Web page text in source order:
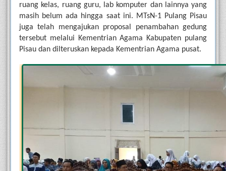
ruang kelas, ruang guru, lab komputer dan lainnya yang
masih belum ada hingga saat ini. MTsN-1 Pulang Pisau
juga telah mengajukan proposal penambahan gedung
tersebut melalui Kementrian Agama Kabupaten pulang
Pisau dan dilteruskan kepada Kementrian Agama pusat.